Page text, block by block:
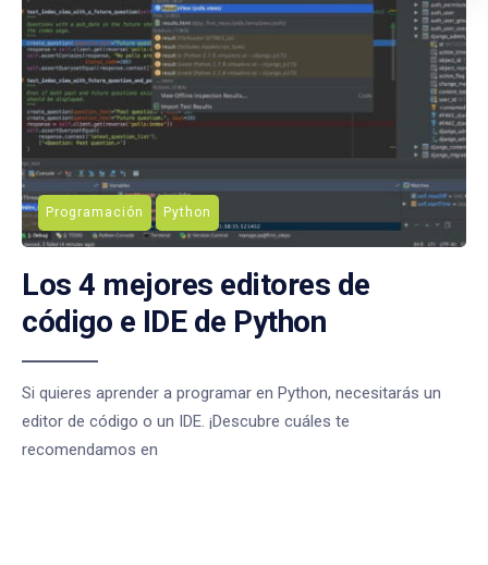
Programación Python
Los 4 mejores editores de
código e IDE de Python
Si quieres aprender a programar en Python, necesitarás un
editor de código o un IDE. ¡Descubre cuáles te
recomendamos en